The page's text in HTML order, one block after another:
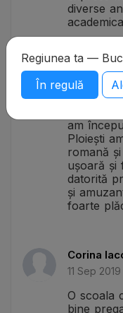
diverse
Pau
26 Feb
am
Ploiești
romană
ușoară și
datorită
și
foarte
Corina
11 Sep 2019
O scoala
bine
Regiunea ta —
În regulă